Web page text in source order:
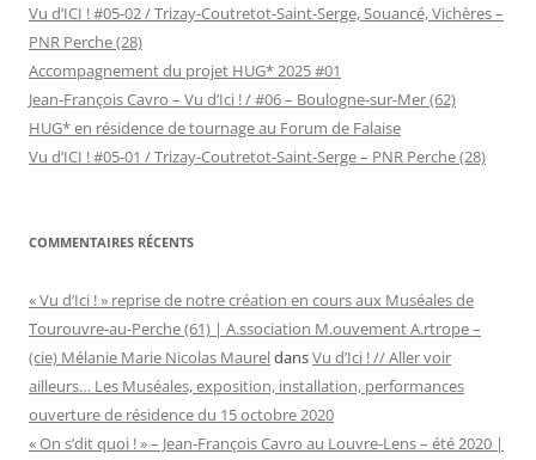
Vu d’ICI ! #05-02 / Trizay-Coutretot-Saint-Serge, Souancé, Vichères –
PNR Perche (28)
Accompagnement du projet HUG* 2025 #01
Jean-François Cavro – Vu d’Ici ! / #06 – Boulogne-sur-Mer (62)
HUG* en résidence de tournage au Forum de Falaise
Vu d’ICI ! #05-01 / Trizay-Coutretot-Saint-Serge – PNR Perche (28)
COMMENTAIRES RÉCENTS
« Vu d’Ici ! » reprise de notre création en cours aux Muséales de
Tourouvre-au-Perche (61) | A.ssociation M.ouvement A.rtrope –
(cie) Mélanie Marie Nicolas MaureldansVu d’Ici ! // Aller voir
ailleurs… Les Muséales, exposition, installation, performances
ouverture de résidence du 15 octobre 2020
« On s’dit quoi ! » – Jean-François Cavro au Louvre-Lens – été 2020 |